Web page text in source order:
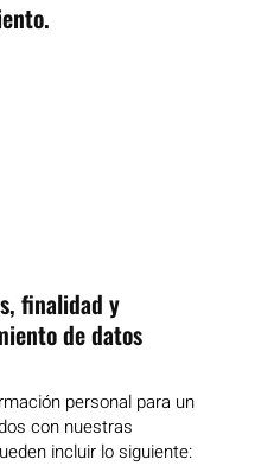
finalidad y
de datos
personal para un
con nuestras
incluir lo siguiente: